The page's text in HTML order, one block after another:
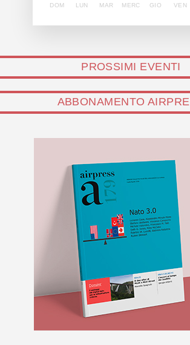
DOM LUN MAR MERC GIO VEN
PROSSIMI EVENTI
ABBONAMENTO